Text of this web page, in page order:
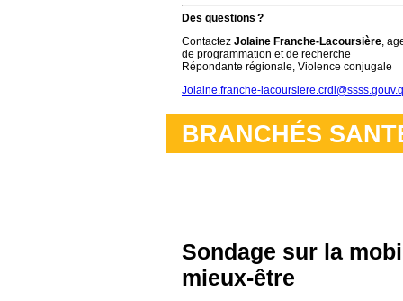
Des questions ?
Contactez Jolaine Franche-Lacoursière,
de programmation et de recherche
Répondante régionale, Violence conjugale
Jolaine.franche-
BRANCHÉS
Sondage sur la
mieux-être